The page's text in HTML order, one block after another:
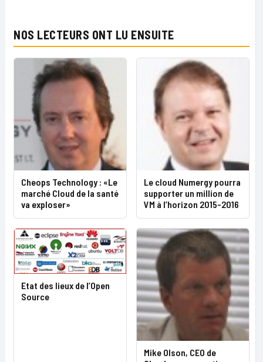
NOS LECTEURS ONT LU ENSUITE
Cheops Technology : «Le
marché Cloud de la santé
va exploser»
Le cloud Numergy pourra
supporter un million de
VM à l’horizon 2015-2016
Etat des lieux de l’Open
Source
Mike Olson, CEO de